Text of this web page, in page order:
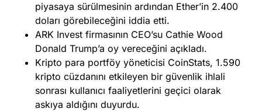
piyasaya sürülmesinin ardından Ether’in 2.400
doları görebileceğini iddia etti.
ARK Invest firmasının CEO’su Cathie Wood
Donald Trump’a oy vereceğini açıkladı.
Kripto para portföy yöneticisi CoinStats, 1.590
kripto cüzdanını etkileyen bir güvenlik ihlali
sonrası kullanıcı faaliyetlerini geçici olarak
askıya aldığını duyurdu.